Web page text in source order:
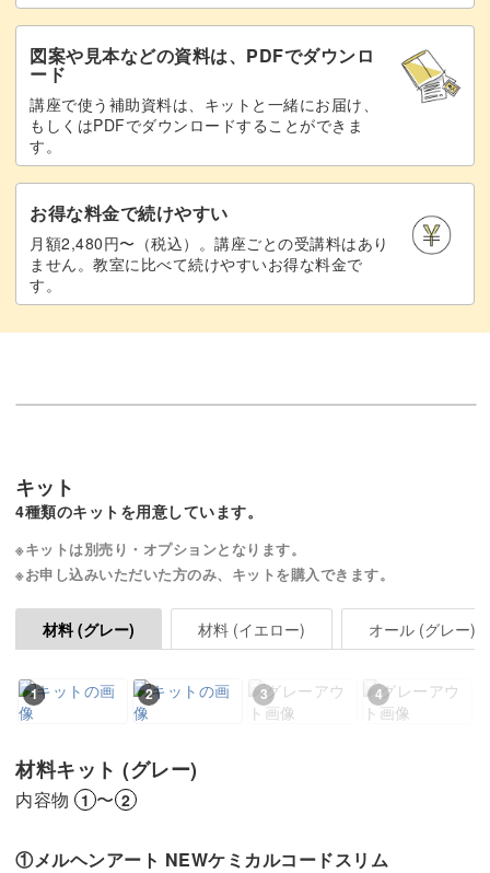
マクラメは、ボードとクリップ、材料があれば手軽に始め
られます。
途中で中断してもそのまま置いておけばOK、部屋を移動
して作業することも可能です♪
育児のスキマ時間に楽しめて、暮らしの中でも活かせるマ
みませんか？
図案や見本などの資料は、PDFでダウンロ
ード
講座で使う補助資料は、キットと一緒にお届け、
もしくはPDFでダウンロードすることができま
す。
お得な料金で続けやすい
月額2,480円〜（税込）。講座ごとの受講料はあり
ません。教室に比べて続けやすいお得な料金で
す。
キット
4種類のキットを用意しています。
※キットは別売り・オプションとなります。
※お申し込みいただいた方のみ、キットを購入できます。
材料 (グレー) 材料 (イエロー) オール (グレー)
1 2 3 4
材料キット (グレー)
内容物 1 〜 2
①メルヘンアート NEWケミカルコードスリム